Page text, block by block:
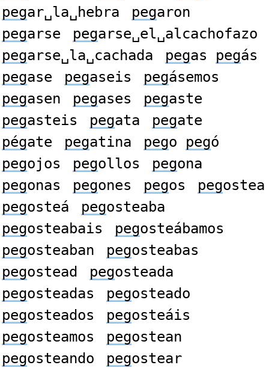
pegar␣la␣hebra pegaron
pegarse pegarse␣el␣alcachofazo
pegarse␣la␣cachada pegas pegás
pegase pegaseis pegásemos
pegasen pegases pegaste
pegasteis pegata pegate
pégate pegatina pego pegó
pegojos pegollos pegona
pegonas pegones pegos pegostea
pegosteá pegosteaba
pegosteabais pegosteábamos
pegosteaban pegosteabas
pegostead pegosteada
pegosteadas pegosteado
pegosteados pegosteáis
pegosteamos pegostean
pegosteando pegostear